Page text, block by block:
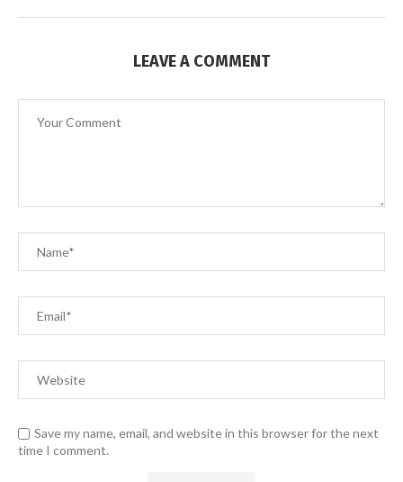
LEAVE A COMMENT
Save my name, email, and website in this browser for the next
time I comment.